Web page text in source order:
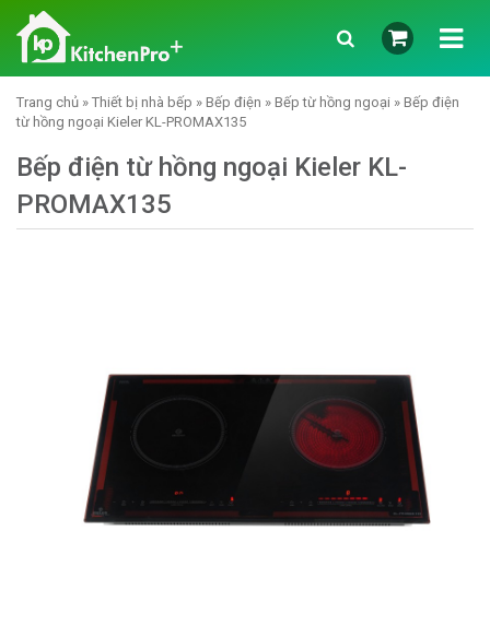
Trang chủ » Thiết bị nhà bếp » Bếp điện » Bếp từ hồng ngoại » Bếp điện
từ hồng ngoại Kieler KL-PROMAX135
Bếp điện từ hồng ngoại Kieler KL-
PROMAX135